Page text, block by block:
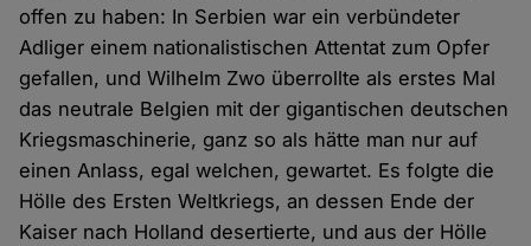
offen zu haben: In Serbien war ein verbündeter
Adliger einem nationalistischen Attentat zum Opfer
gefallen, und Wilhelm Zwo überrollte als erstes Mal
das neutrale Belgien mit der gigantischen deutschen
Kriegsmaschinerie, ganz so als hätte man nur auf
einen Anlass, egal welchen, gewartet. Es folgte die
Hölle des Ersten Weltkriegs, an dessen Ende der
Kaiser nach Holland desertierte, und aus der Hölle